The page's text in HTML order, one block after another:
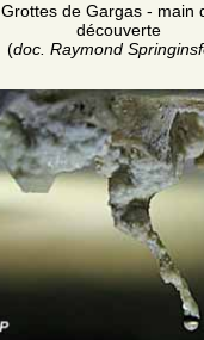
Grottes de Gargas - main
découverte
(doc. Raymond